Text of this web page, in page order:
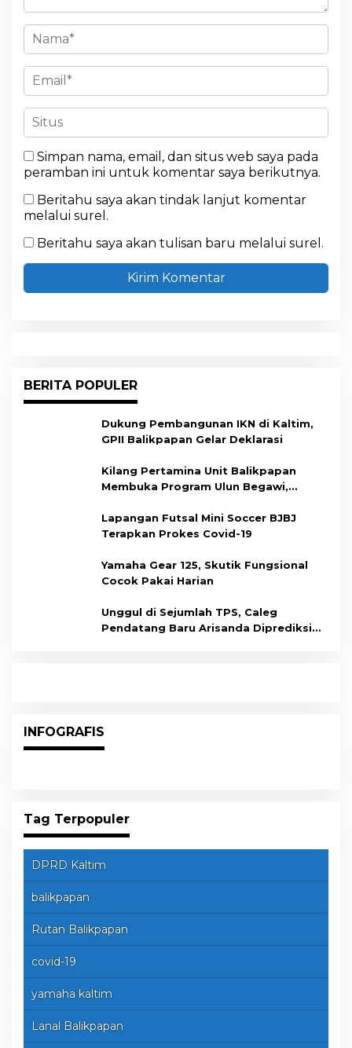
Simpan nama, email, dan situs web saya pada
peramban ini untuk komentar saya berikutnya.
Beritahu saya akan tindak lanjut komentar
melalui surel.
Beritahu saya akan tulisan baru melalui surel.
BERITA POPULER
Dukung Pembangunan IKN di Kaltim,
GPII Balikpapan Gelar Deklarasi
Kilang Pertamina Unit Balikpapan
Membuka Program Ulun Begawi,
Lapangan Futsal Mini Soccer BJBJ
Terapkan Prokes Covid-19
Yamaha Gear 125, Skutik Fungsional
Cocok Pakai Harian
Unggul di Sejumlah TPS, Caleg
Pendatang Baru Arisanda Diprediksi
INFOGRAFIS
Tag Terpopuler
DPRD Kaltim
balikpapan
Rutan Balikpapan
covid-19
yamaha kaltim
Lanal Balikpapan